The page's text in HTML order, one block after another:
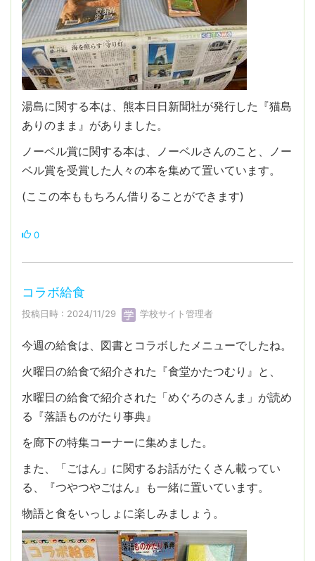
湯島に関する本は、熊本日日新聞社が発行した『猫島
ありのまま』がありました。
ノーベル賞に関する本は、ノーベルさんのこと、ノー
ベル賞を受賞した人々の本を集めて置いています。
(ここの本ももちろん借りることができます)
0
コラボ給食
投稿日時 : 2024/11/29 学校サイト管理者
今週の給食は、図書とコラボしたメニューでしたね。
火曜日の給食で紹介された『食堂かたつむり』と、
水曜日の給食で紹介された「めぐろのさんま」が読め
る『落語ものがたり事典』
を廊下の特集コーナーに集めました。
また、「ごはん」に関するお話がたくさん載ってい
る、『つやつやごはん』も一緒に置いています。
物語と食をいっしょに楽しみましょう。